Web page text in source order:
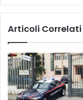
Articoli Correlati